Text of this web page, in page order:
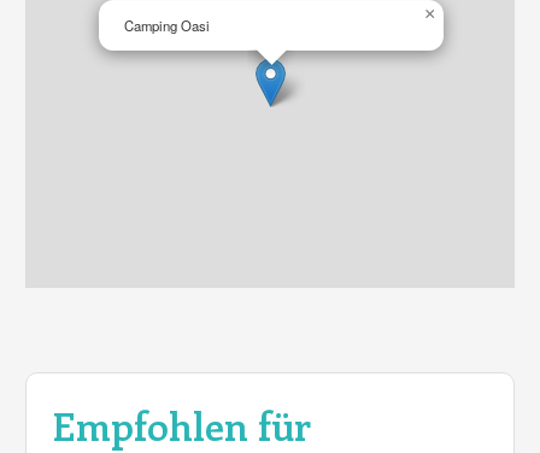
Empfohlen für
Camping Oasi
×